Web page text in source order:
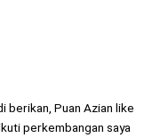
berikan, Puan Azian like
perkembangan saya